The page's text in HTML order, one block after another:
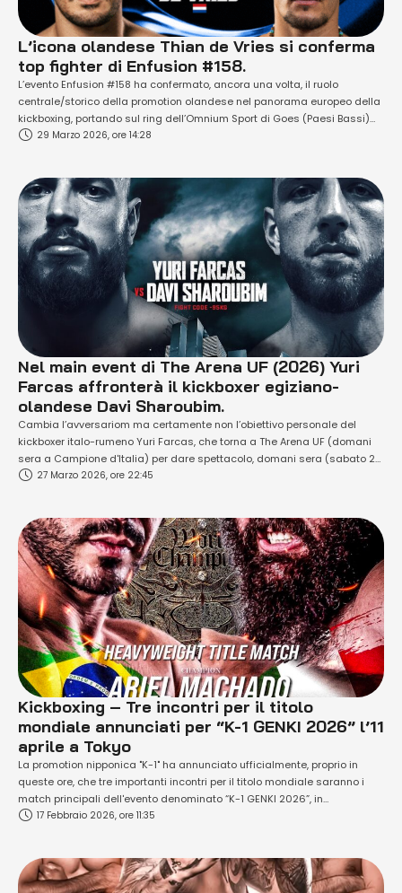
L’icona olandese Thian de Vries si conferma
top fighter di Enfusion #158.
L’evento Enfusion #158 ha confermato, ancora una volta, il ruolo
centrale/storico della promotion olandese nel panorama europeo della
kickboxing, portando sul ring dell’Omnium Sport di Goes (Paesi Bassi)
una card ricca di incontri di buon livello tecnico. Il main event metteva in
29 Marzo 2026, ore 14:28
Nel main event di The Arena UF (2026) Yuri
Farcas affronterà il kickboxer egiziano-
olandese Davi Sharoubim.
Cambia l’avversariom ma certamente non l’obiettivo personale del
kickboxer italo-rumeno Yuri Farcas, che torna a The Arena UF (domani
sera a Campione d'Italia) per dare spettacolo, domani sera (sabato 28
marzo), sul ring (nella categoria di peso fino a 95kg.). L'obiettivo è
27 Marzo 2026, ore 22:45
Kickboxing – Tre incontri per il titolo
mondiale annunciati per “K-1 GENKI 2026” l’11
aprile a Tokyo
La promotion nipponica "K-1" ha annunciato ufficialmente, proprio in
queste ore, che tre importanti incontri per il titolo mondiale saranno i
match principali dell'evento denominato “K-1 GENKI 2026”, in
programma sabato 11 aprile presso il Yoyogi National Stadium Second
17 Febbraio 2026, ore 11:35